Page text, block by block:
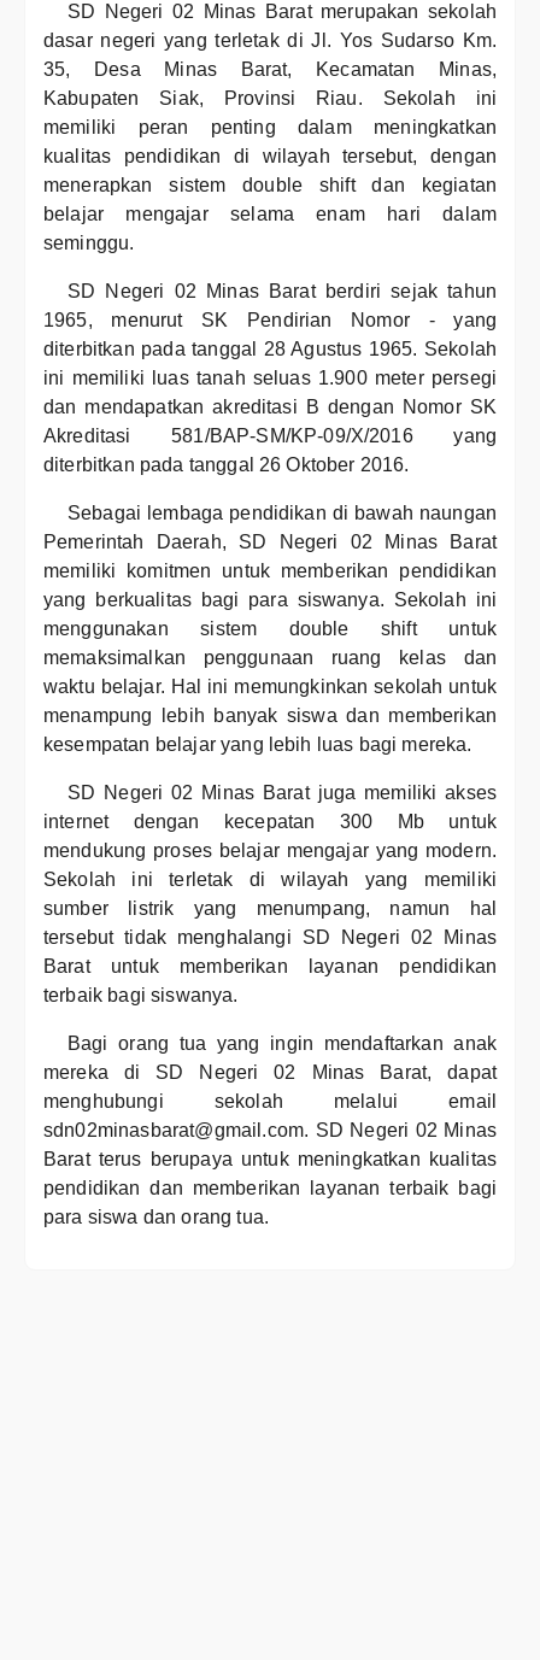
SD Negeri 02 Minas Barat merupakan sekolah
dasar negeri yang terletak di Jl. Yos Sudarso Km.
35, Desa Minas Barat, Kecamatan Minas,
Kabupaten Siak, Provinsi Riau. Sekolah ini
memiliki peran penting dalam meningkatkan
kualitas pendidikan di wilayah tersebut, dengan
menerapkan sistem double shift dan kegiatan
belajar mengajar selama enam hari dalam
seminggu.
SD Negeri 02 Minas Barat berdiri sejak tahun
1965, menurut SK Pendirian Nomor - yang
diterbitkan pada tanggal 28 Agustus 1965. Sekolah
ini memiliki luas tanah seluas 1.900 meter persegi
dan mendapatkan akreditasi B dengan Nomor SK
Akreditasi 581/BAP-SM/KP-09/X/2016 yang
diterbitkan pada tanggal 26 Oktober 2016.
Sebagai lembaga pendidikan di bawah naungan
Pemerintah Daerah, SD Negeri 02 Minas Barat
memiliki komitmen untuk memberikan pendidikan
yang berkualitas bagi para siswanya. Sekolah ini
menggunakan sistem double shift untuk
memaksimalkan penggunaan ruang kelas dan
waktu belajar. Hal ini memungkinkan sekolah untuk
menampung lebih banyak siswa dan memberikan
kesempatan belajar yang lebih luas bagi mereka.
SD Negeri 02 Minas Barat juga memiliki akses
internet dengan kecepatan 300 Mb untuk
mendukung proses belajar mengajar yang modern.
Sekolah ini terletak di wilayah yang memiliki
sumber listrik yang menumpang, namun hal
tersebut tidak menghalangi SD Negeri 02 Minas
Barat untuk memberikan layanan pendidikan
terbaik bagi siswanya.
Bagi orang tua yang ingin mendaftarkan anak
mereka di SD Negeri 02 Minas Barat, dapat
menghubungi sekolah melalui email
sdn02minasbarat@gmail.com. SD Negeri 02 Minas
Barat terus berupaya untuk meningkatkan kualitas
pendidikan dan memberikan layanan terbaik bagi
para siswa dan orang tua.